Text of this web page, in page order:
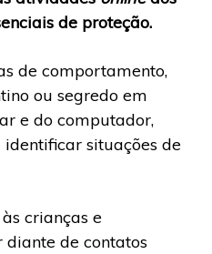
de proteção.
de comportamento,
ou segredo em
e do computador,
situações de
crianças e
diante de contatos